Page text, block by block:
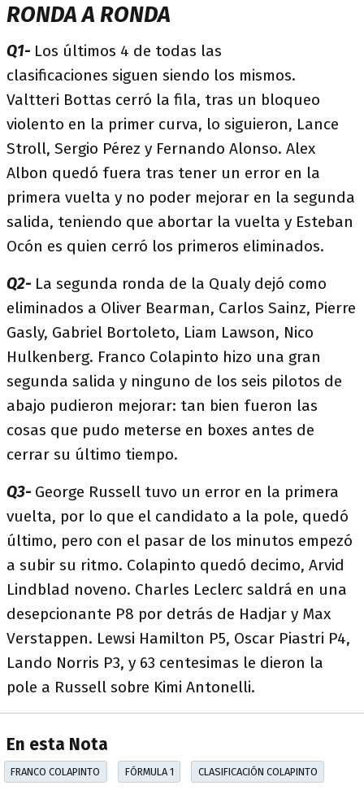
RONDA A RONDA
Q1- Los últimos 4 de todas las
clasificaciones siguen siendo los mismos.
Valtteri Bottas cerró la fila, tras un bloqueo
violento en la primer curva, lo siguieron, Lance
Stroll, Sergio Pérez y Fernando Alonso. Alex
Albon quedó fuera tras tener un error en la
primera vuelta y no poder mejorar en la segunda
salida, teniendo que abortar la vuelta y Esteban
Ocón es quien cerró los primeros eliminados.
Q2- La segunda ronda de la Qualy dejó como
eliminados a Oliver Bearman, Carlos Sainz, Pierre
Gasly, Gabriel Bortoleto, Liam Lawson, Nico
Hulkenberg. Franco Colapinto hizo una gran
segunda salida y ninguno de los seis pilotos de
abajo pudieron mejorar: tan bien fueron las
cosas que pudo meterse en boxes antes de
cerrar su último tiempo.
Q3- George Russell tuvo un error en la primera
vuelta, por lo que el candidato a la pole, quedó
último, pero con el pasar de los minutos empezó
a subir su ritmo. Colapinto quedó decimo, Arvid
Lindblad noveno. Charles Leclerc saldrá en una
desepcionante P8 por detrás de Hadjar y Max
Verstappen. Lewsi Hamilton P5, Oscar Piastri P4,
Lando Norris P3, y 63 centesimas le dieron la
pole a Russell sobre Kimi Antonelli.
En esta Nota
FRANCO COLAPINTO FÓRMULA 1 CLASIFICACIÓN COLAPINTO